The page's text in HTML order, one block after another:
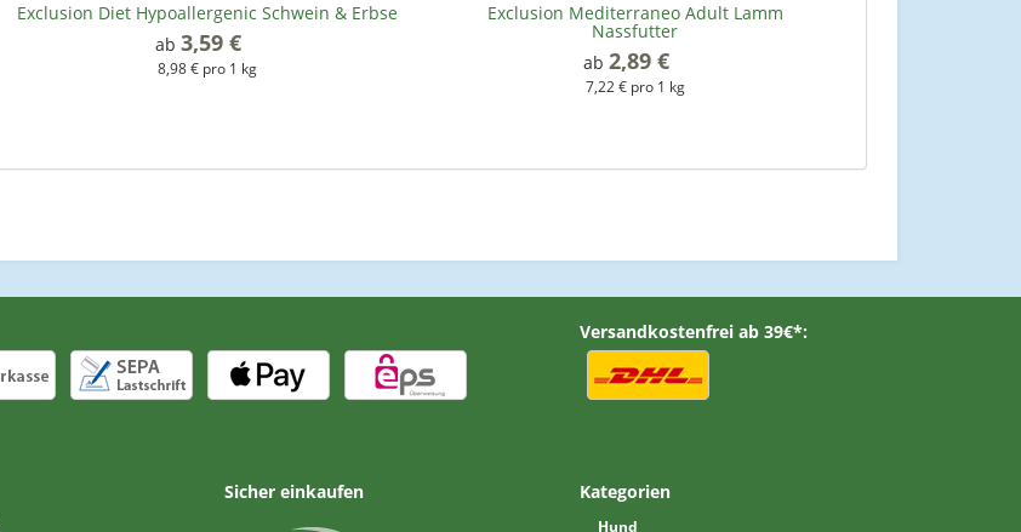
Exclusion Diet Hypoallergenic Schwein & Erbse
ab 3,59 €
8,98 € pro 1 kg
Exclusion Mediterraneo Adult Lamm
Nassfutter
ab 2,89 €
7,22 € pro 1 kg
Versandkostenfrei ab 39€*:
Sicher einkaufen Kategorien
Hund